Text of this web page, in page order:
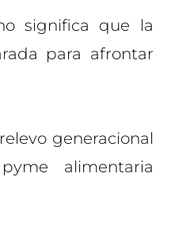
significa que la
para afrontar
generacional
alimentaria